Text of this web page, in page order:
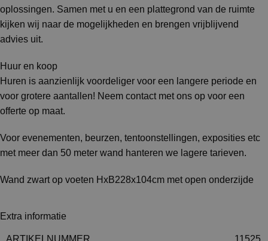
oplossingen. Samen met u en een plattegrond van de ruimte
kijken wij naar de mogelijkheden en brengen vrijblijvend
advies uit.
Huur en koop
Huren is aanzienlijk voordeliger voor een langere periode en
voor grotere aantallen! Neem contact met ons op voor een
offerte op maat.
Voor evenementen, beurzen, tentoonstellingen, exposities etc
met meer dan 50 meter wand hanteren we lagere tarieven.
Wand zwart op voeten HxB228x104cm met open onderzijde
Extra informatie
ARTIKELNUMMER